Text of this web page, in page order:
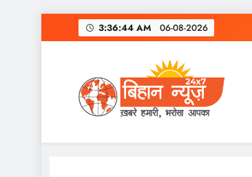
to
3:36:45 AM 06-08-2026